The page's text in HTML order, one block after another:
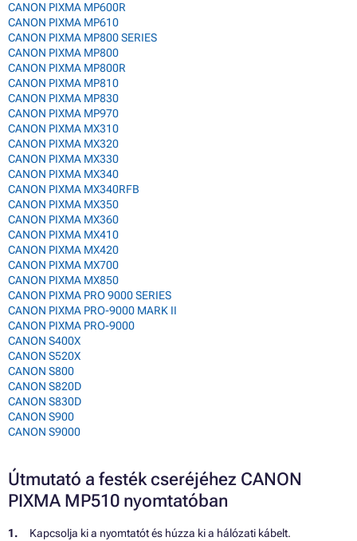
CANON PIXMA MP600R
CANON PIXMA MP610
CANON PIXMA MP800 SERIES
CANON PIXMA MP800
CANON PIXMA MP800R
CANON PIXMA MP810
CANON PIXMA MP830
CANON PIXMA MP970
CANON PIXMA MX310
CANON PIXMA MX320
CANON PIXMA MX330
CANON PIXMA MX340
CANON PIXMA MX340RFB
CANON PIXMA MX350
CANON PIXMA MX360
CANON PIXMA MX410
CANON PIXMA MX420
CANON PIXMA MX700
CANON PIXMA MX850
CANON PIXMA PRO 9000 SERIES
CANON PIXMA PRO-9000 MARK II
CANON PIXMA PRO-9000
CANON S400X
CANON S520X
CANON S800
CANON S820D
CANON S830D
CANON S900
CANON S9000
Útmutató a festék cseréjéhez CANON
PIXMA MP510 nyomtatóban
Kapcsolja ki a nyomtatót és húzza ki a hálózati kábelt.